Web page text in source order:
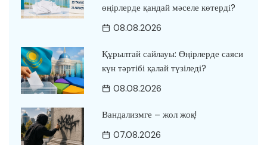
өңірлерде қандай мәселе көтерді?
08.08.2026
Құрылтай сайлауы: Өңірлерде саяси
күн тәртібі қалай түзіледі?
08.08.2026
Вандализмге – жол жоқ!
07.08.2026